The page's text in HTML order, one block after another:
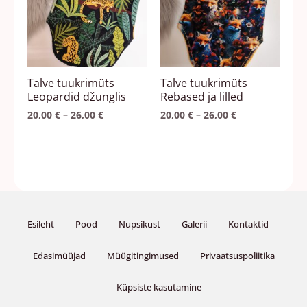
Talve tuukrimüts
Leopardid džunglis
20,00 € – 26,00 €
varianti.
Valikuid
teha
tootelehel.
Talve tuukrimüts
Rebased ja lilled
20,00 € – 26,00 €
varianti.
Valikuid
teha
tootelehel.
Esileht Pood Nupsikust Galerii Kontaktid
Edasimüüjad Müügitingimused Privaatsuspoliitika
Küpsiste kasutamine